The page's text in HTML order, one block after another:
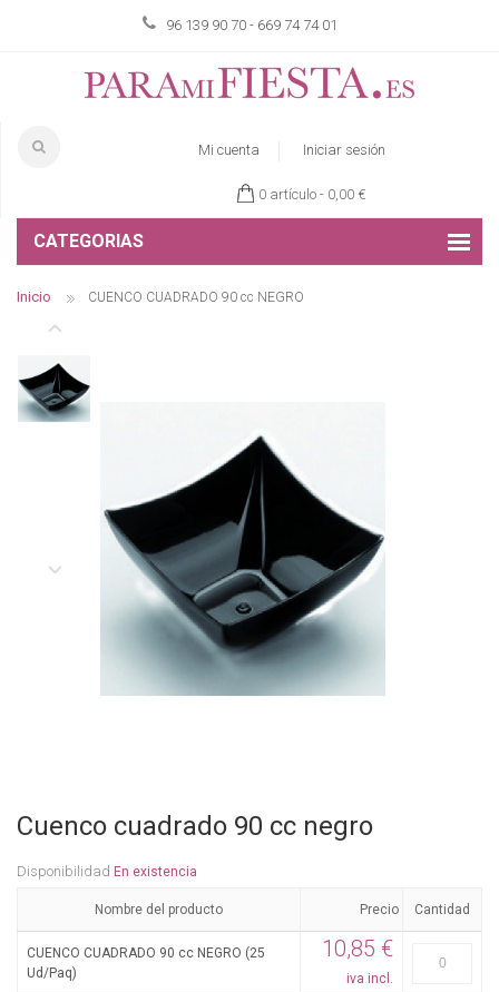
96 139 90 70 - 669 74 74 01
Mi cuenta Iniciar sesión
0 artículo - 0,00 €
CATEGORIAS
Inicio CUENCO CUADRADO 90 cc NEGRO
Cuenco cuadrado 90 cc negro
Disponibilidad En existencia
Nombre del producto Precio Cantidad
CUENCO CUADRADO 90 cc NEGRO (25
Ud/Paq)
10,85 €
iva incl.